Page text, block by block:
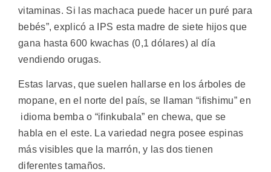
vitaminas. Si las machaca puede hacer un puré para
bebés”, explicó a IPS esta madre de siete hijos que
gana hasta 600 kwachas (0,1 dólares) al día
vendiendo orugas.
Estas larvas, que suelen hallarse en los árboles de
mopane, en el norte del país, se llaman “ifishimu” en
idioma bemba o “ifinkubala” en chewa, que se
habla en el este. La variedad negra posee espinas
más visibles que la marrón, y las dos tienen
diferentes tamaños.